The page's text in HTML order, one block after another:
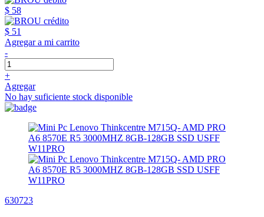
$ 58
$ 51
Agregar a mi carrito
-
+
Agregar
No hay suficiente stock disponible
630723